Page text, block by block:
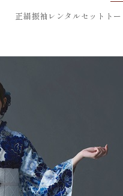
正絹振袖レンタルセットト